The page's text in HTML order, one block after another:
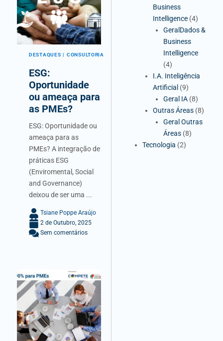
DESTAQUES CONSULTORIA
ESG:
Oportunidade
ou ameaça para
as PMEs?
ESG: Oportunidade ou
ameaça para as
PMEs? A integração de
práticas ESG
(Enviromental, Social
and Governance)
deixou de ser uma ...
Tsiane Poppe Araújo
2 de Outubro, 2025
Sem comentários
Business
Intelligence (4)
GeralDados &
Business
Intelligence
(4)
I.A. Inteligência
Artificial (9)
Geral IA (8)
Outras Áreas (8)
Geral Outras
Áreas (8)
Tecnologia (2)